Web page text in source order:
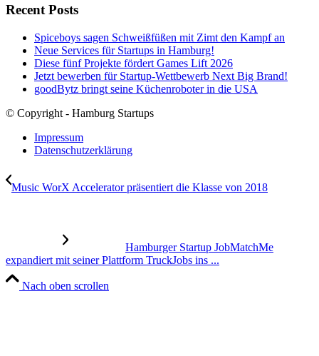
Recent Posts
Spiceboys sagen Schweißfüßen mit Zimt den Kampf an
Neue Services für Startups in Hamburg!
Diese fünf Projekte fördert Games Lift 2026
Jetzt bewerben für Startup-Wettbewerb Next Big Brand!
goodBytz bringt seine Küchenroboter in die USA
© Copyright - Hamburg Startups
Impressum
Datenschutzerklärung
Music WorX Accelerator präsentiert die Klasse von 2018
Hamburger Startup JobMatchMe
expandiert mit seiner Plattform TruckJobs ins ...
Nach oben scrollen